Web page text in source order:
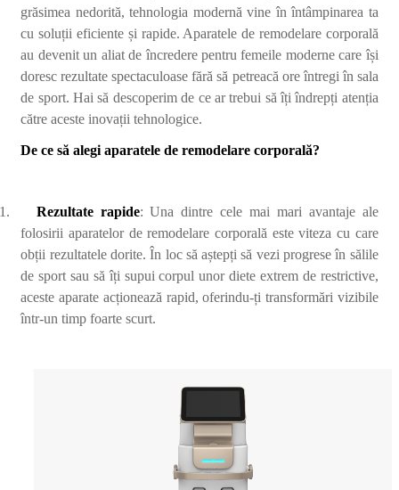
grăsimea nedorită, tehnologia modernă vine în întâmpinarea ta
cu soluții eficiente și rapide. Aparatele de remodelare corporală
au devenit un aliat de încredere pentru femeile moderne care își
doresc rezultate spectaculoase fără să petreacă ore întregi în sala
de sport. Hai să descoperim de ce ar trebui să îți îndrepți atenția
către aceste inovații tehnologice.
De ce să alegi aparatele de remodelare corporală?
1. Rezultate rapide: Una dintre cele mai mari avantaje ale
folosirii aparatelor de remodelare corporală este viteza cu care
obții rezultatele dorite. În loc să aștepți să vezi progrese în sălile
de sport sau să îți supui corpul unor diete extrem de restrictive,
aceste aparate acționează rapid, oferindu-ți transformări vizibile
într-un timp foarte scurt.